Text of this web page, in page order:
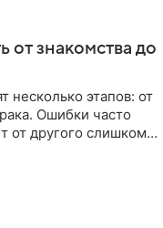
от знакомства до
этапов: от
Ошибки часто
от другого слишком